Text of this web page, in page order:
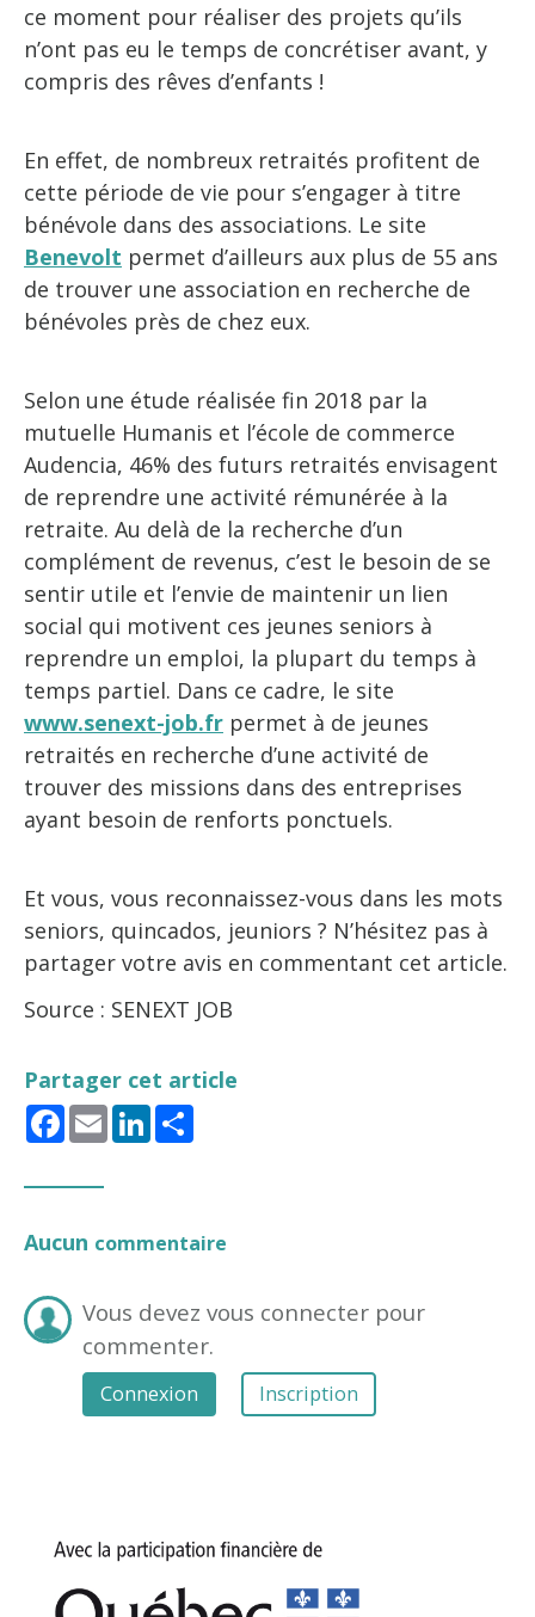
ce moment pour réaliser des projets qu’ils
n’ont pas eu le temps de concrétiser avant, y
compris des rêves d’enfants !
En effet, de nombreux retraités profitent de
cette période de vie pour s’engager à titre
bénévole dans des associations. Le site
Benevolt permet d’ailleurs aux plus de 55 ans
de trouver une association en recherche de
bénévoles près de chez eux.
Selon une étude réalisée fin 2018 par la
mutuelle Humanis et l’école de commerce
Audencia, 46% des futurs retraités envisagent
de reprendre une activité rémunérée à la
retraite. Au delà de la recherche d’un
complément de revenus, c’est le besoin de se
sentir utile et l’envie de maintenir un lien
social qui motivent ces jeunes seniors à
reprendre un emploi, la plupart du temps à
temps partiel. Dans ce cadre, le site
www.senext-job.fr permet à de jeunes
retraités en recherche d’une activité de
trouver des missions dans des entreprises
ayant besoin de renforts ponctuels.
Et vous, vous reconnaissez-vous dans les mots
seniors, quincados, jeuniors ? N’hésitez pas à
partager votre avis en commentant cet article.
Source : SENEXT JOB
Partager cet article
Facebook
EmailLinkedIn
Aucun commentaire
Vous devez vous connecter pour
commenter.
Connexion Inscription